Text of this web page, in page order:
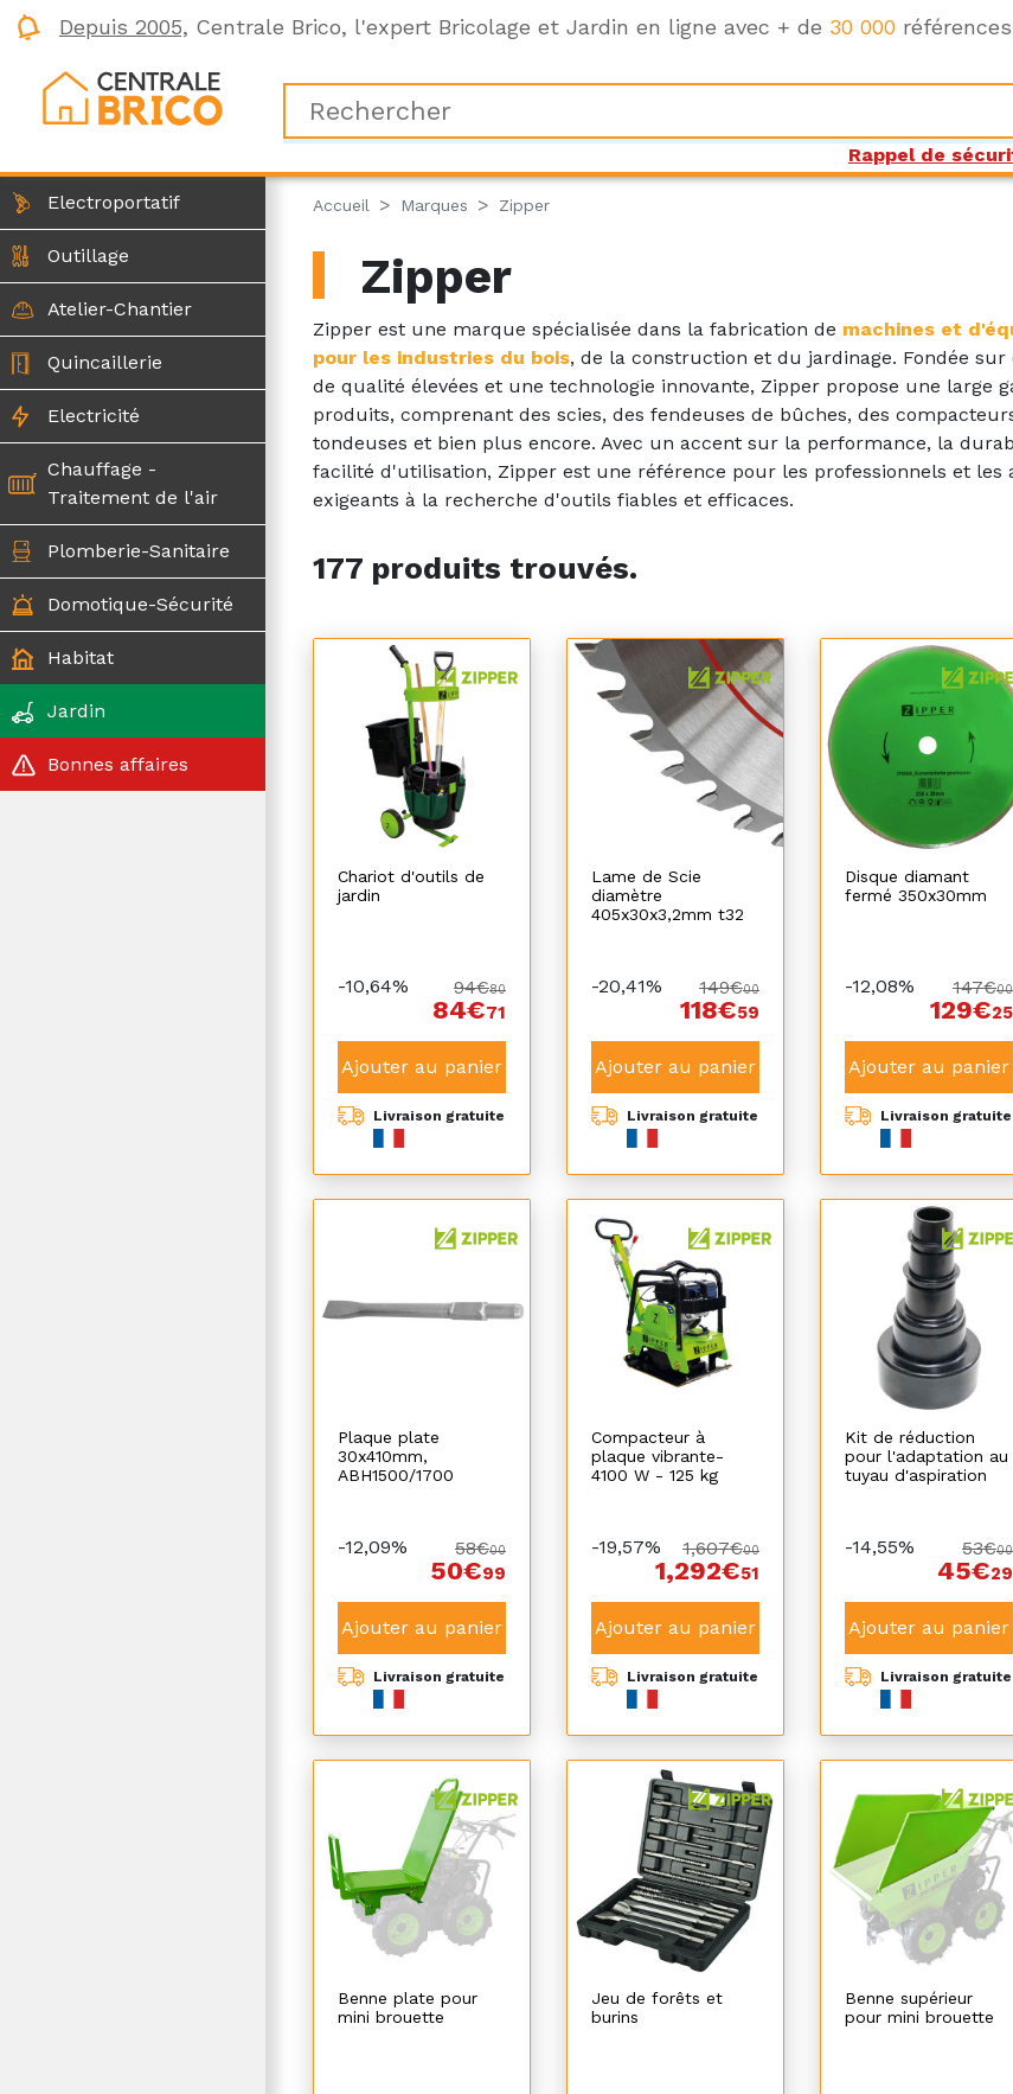
Depuis 2005, Centrale Brico, l'expert Bricolage et Jardin en ligne avec + de 30 000 références
Rappel de
Electroportatif
Outillage
Atelier-Chantier
Quincaillerie
Electricité
Chauffage -
Traitement de l'air
Plomberie-Sanitaire
Domotique-Sécurité
Habitat
Jardin
Bonnes affaires
Accueil Marques Zipper
Zipper
Zipper est une marque spécialisée dans la fabrication de machines et
pour les industries du bois, de la construction et du jardinage. Fondée sur
de qualité élevées et une technologie innovante, Zipper propose une large
produits, comprenant des scies, des fendeuses de bûches, des
tondeuses et bien plus encore. Avec un accent sur la performance, la
facilité d'utilisation, Zipper est une référence pour les professionnels et les
exigeants à la recherche d'outils fiables et efficaces.
177 produits trouvés.
Chariot d'outils de
jardin
-10,64% 94€80
84€71
Ajouter au panier
Livraison gratuite
Lame de Scie
diamètre
405x30x3,2mm t32
-20,41% 149€00
118€59
Ajouter au panier
Livraison gratuite
Disque diamant
fermé 350x30mm
-12,08% 147€00
129€25
Ajouter au panier
Livraison gratuite
Plaque plate
30x410mm,
ABH1500/1700
-12,09% 58€00
50€99
Ajouter au panier
Livraison gratuite
Compacteur à
plaque vibrante-
4100 W - 125 kg
-19,57% 1,607€00
1,292€51
Ajouter au panier
Livraison gratuite
Kit de réduction
pour l'adaptation au
tuyau d'aspiration
-14,55% 53€00
45€29
Ajouter au panier
Livraison gratuite
Benne plate pour
mini brouette
Jeu de forêts et
burins
Benne supérieur
pour mini brouette